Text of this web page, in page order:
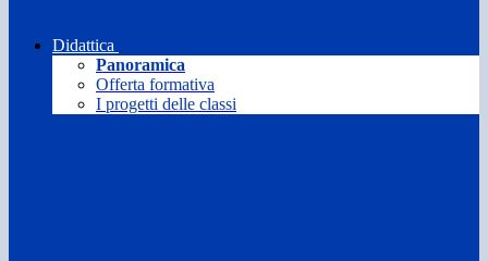
Didattica
Panoramica
Offerta formativa
I progetti delle classi